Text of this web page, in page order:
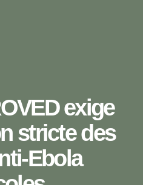
exige
stricte des
Ebola